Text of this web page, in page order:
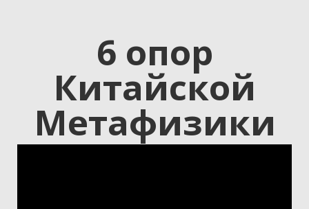
6 опор
Китайской
Метафизики